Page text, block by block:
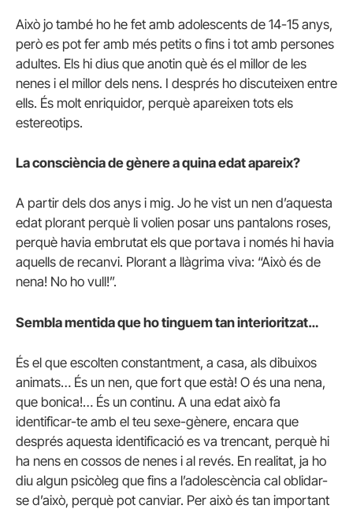
Això jo també ho he fet amb adolescents de 14-15 anys,
però es pot fer amb més petits o fins i tot amb persones
adultes. Els hi dius que anotin què és el millor de les
nenes i el millor dels nens. I després ho discuteixen entre
ells. És molt enriquidor, perquè apareixen tots els
estereotips.
La consciència de gènere a quina edat apareix?
A partir dels dos anys i mig. Jo he vist un nen d’aquesta
edat plorant perquè li volien posar uns pantalons roses,
perquè havia embrutat els que portava i només hi havia
aquells de recanvi. Plorant a llàgrima viva: “Això és de
nena! No ho vull!”.
Sembla mentida que ho tinguem tan interioritzat…
És el que escolten constantment, a casa, als dibuixos
animats… És un nen, que fort que està! O és una nena,
que bonica!… És un continu. A una edat això fa
identificar-te amb el teu sexe-gènere, encara que
després aquesta identificació es va trencant, perquè hi
ha nens en cossos de nenes i al revés. En realitat, ja ho
diu algun psicòleg que fins a l’adolescència cal oblidar-
se d’això, perquè pot canviar. Per això és tan important